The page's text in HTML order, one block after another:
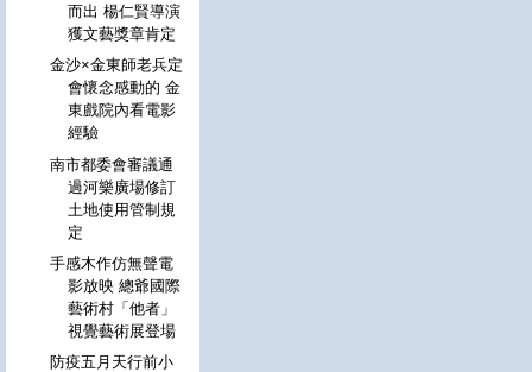
而出 楊仁賢導演
獲文藝獎章肯定
金沙×金東師老兵定
會懷念感動的 金
東戲院內看電影
經驗
南市都委會審議通
過河樂廣場修訂
土地使用管制規
定
手感木作仿無聲電
影放映 總爺國際
藝術村「他者」
視覺藝術展登場
防疫五月天行前小